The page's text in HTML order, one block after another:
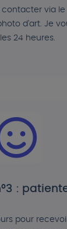
contacter via
d'art. Je
24 heures.
:
pour